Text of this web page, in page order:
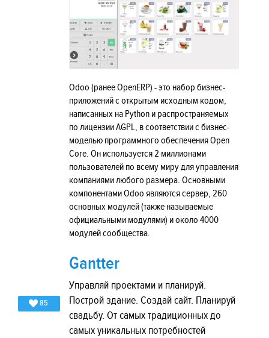
Odoo (ранее OpenERP) - это набор бизнес-
приложений с открытым исходным кодом,
написанных на Python и распространяемых
по лицензии AGPL, в соответствии с бизнес-
моделью программного обеспечения Open
Core. Он используется 2 миллионами
пользователей по всему миру для управления
компаниями любого размера. Основными
компонентами Odoo являются сервер, 260
основных модулей (также называемые
официальными модулями) и около 4000
модулей сообщества.
85
Gantter
Управляй проектами и планируй.
Построй здание. Создай сайт. Планируй
свадьбу. От самых традиционных до
самых уникальных потребностей